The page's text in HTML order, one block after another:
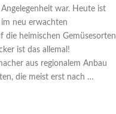
war. Heute ist
neu erwachten
die heimischen Gemüsesorten
ist das allemal!
aus regionalem Anbau
die meist erst nach …